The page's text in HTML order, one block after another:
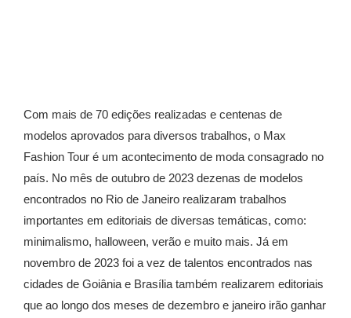
Com mais de 70 edições realizadas e centenas de
modelos aprovados para diversos trabalhos, o Max
Fashion Tour é um acontecimento de moda consagrado no
país. No mês de outubro de 2023 dezenas de modelos
encontrados no Rio de Janeiro realizaram trabalhos
importantes em editoriais de diversas temáticas, como:
minimalismo, halloween, verão e muito mais. Já em
novembro de 2023 foi a vez de talentos encontrados nas
cidades de Goiânia e Brasília também realizarem editoriais
que ao longo dos meses de dezembro e janeiro irão ganhar